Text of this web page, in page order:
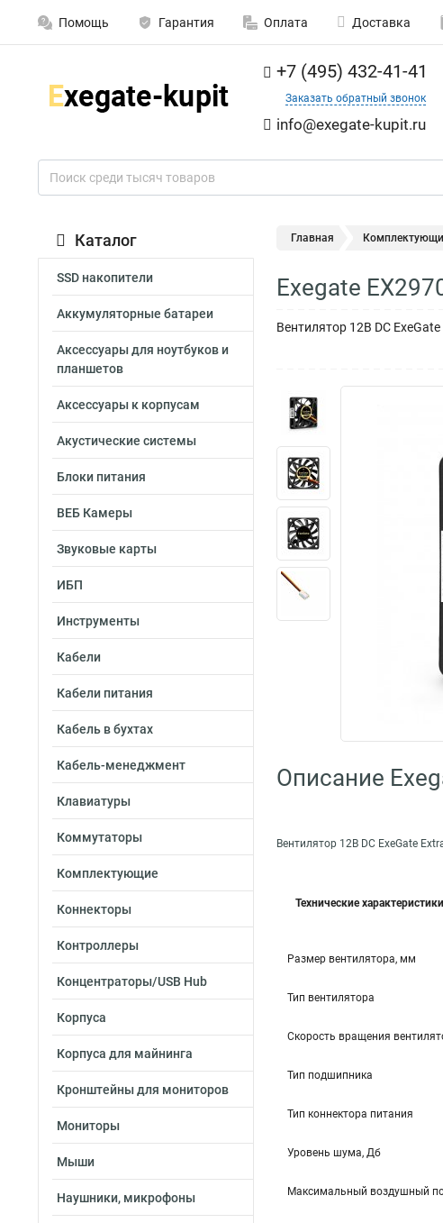
Помощь Гарантия Оплата Доставка
+7 (495) 432-41-41
Заказать обратный звонок
info@exegate-kupit.ru
Каталог
SSD накопители
Аккумуляторные батареи
Аксессуары для ноутбуков и
планшетов
Аксессуары к корпусам
Акустические системы
Блоки питания
ВЕБ Камеры
Звуковые карты
ИБП
Инструменты
Кабели
Кабели питания
Кабель в бухтах
Кабель-менеджмент
Клавиатуры
Коммутаторы
Комплектующие
Коннекторы
Контроллеры
Концентраторы/USB Hub
Корпуса
Корпуса для майнинга
Кронштейны для мониторов
Мониторы
Мыши
Наушники, микрофоны
Главная
Exegate
Вентилятор 12В DC
Описание
Вентилятор 12В DC ExeGate
Технические характеристики
Размер вентилятора, мм
Тип вентилятора
Скорость вращения
Тип подшипника
Тип коннектора питания
Уровень шума, Дб
Максимальный воздушный